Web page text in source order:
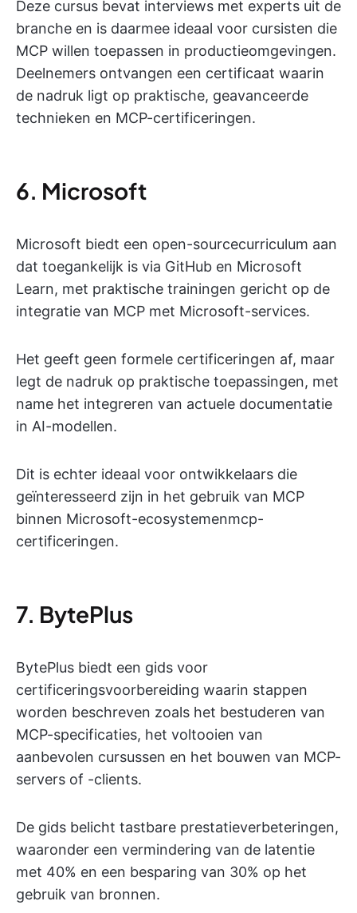
Deze cursus bevat interviews met experts uit de
branche en is daarmee ideaal voor cursisten die
MCP willen toepassen in productieomgevingen.
Deelnemers ontvangen een certificaat waarin
de nadruk ligt op praktische, geavanceerde
technieken en MCP-certificeringen.
6. Microsoft
Microsoft biedt een open-sourcecurriculum aan
dat toegankelijk is via GitHub en Microsoft
Learn, met praktische trainingen gericht op de
integratie van MCP met Microsoft-services.
Het geeft geen formele certificeringen af, maar
legt de nadruk op praktische toepassingen, met
name het integreren van actuele documentatie
in AI-modellen.
Dit is echter ideaal voor ontwikkelaars die
geïnteresseerd zijn in het gebruik van MCP
binnen Microsoft-ecosystemenmcp-
certificeringen.
7. BytePlus
BytePlus biedt een gids voor
certificeringsvoorbereiding waarin stappen
worden beschreven zoals het bestuderen van
MCP-specificaties, het voltooien van
aanbevolen cursussen en het bouwen van MCP-
servers of -clients.
De gids belicht tastbare prestatieverbeteringen,
waaronder een vermindering van de latentie
met 40% en een besparing van 30% op het
gebruik van bronnen.